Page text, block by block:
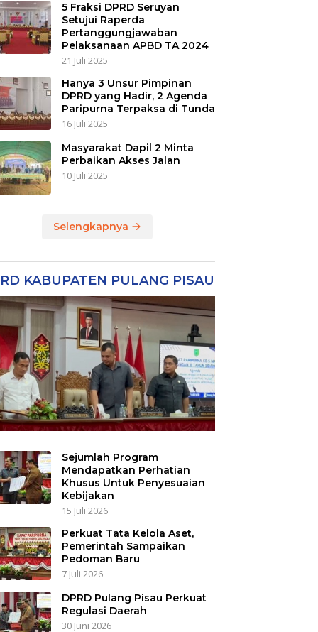
5 Fraksi DPRD Seruyan
Setujui Raperda
Pertanggungjawaban
Pelaksanaan APBD TA 2024
21 Juli 2025
Hanya 3 Unsur Pimpinan
DPRD yang Hadir, 2 Agenda
Paripurna Terpaksa di Tunda
16 Juli 2025
Masyarakat Dapil 2 Minta
Perbaikan Akses Jalan
10 Juli 2025
Selengkapnya
KABUPATEN PULANG PISAU
Sejumlah Program
Mendapatkan Perhatian
Khusus Untuk Penyesuaian
Kebijakan
15 Juli 2026
Perkuat Tata Kelola Aset,
Pemerintah Sampaikan
Pedoman Baru
7 Juli 2026
DPRD Pulang Pisau Perkuat
Regulasi Daerah
30 Juni 2026